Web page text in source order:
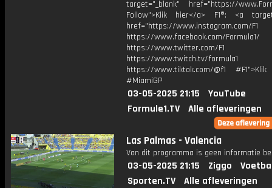
target="_blank" href="https://
Follow">Klik hier</a> F1®: <a
href="https://www.instagram.com/F1
https://www.facebook.com/Formula1/
https://www.twitter.com/F1
https://www.twitch.tv/formula1
https://www.tiktok.com/@f1
#MiamiGP
03-05-2025 21:15
YouTube
Formule1.TV
Alle afleveringen
Las Palmas - Valencia
Van dit programma is geen informatie
03-05-2025 21:15 Ziggo
Sporten.TV
Alle afleveringen